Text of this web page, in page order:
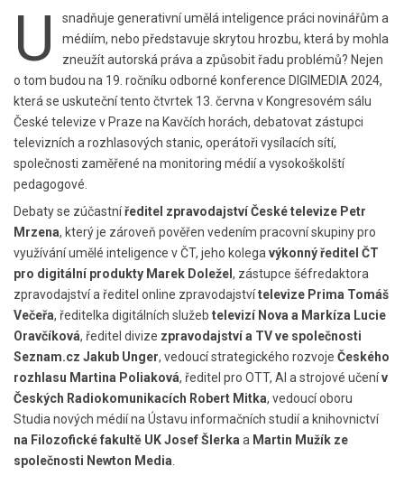
U
snadňuje generativní umělá inteligence práci novinářům a
médiím, nebo představuje skrytou hrozbu, která by mohla
zneužít autorská práva a způsobit řadu problémů? Nejen
o tom budou na 19. ročníku odborné konference DIGIMEDIA 2024,
která se uskuteční tento čtvrtek 13. června v Kongresovém sálu
České televize v Praze na Kavčích horách, debatovat zástupci
televizních a rozhlasových stanic, operátoři vysílacích sítí,
společnosti zaměřené na monitoring médií a vysokoškolští
pedagogové.
Debaty se zúčastníředitel zpravodajství České televize Petr
Mrzena, který je zároveň pověřen vedením pracovní skupiny pro
využívání umělé inteligence v ČT, jeho kolega výkonný ředitel ČT
pro digitální produkty Marek Doležel , zástupce šéfredaktora
zpravodajství a ředitel online zpravodajstvítelevize Prima Tomáš
Večeřa, ředitelka digitálních služeb televizí Nova a Markíza Lucie
Oravčíková, ředitel divize zpravodajství a TV ve společnosti
Seznam.cz Jakub Unger, vedoucí strategického rozvoje Českého
rozhlasu Martina Poliaková, ředitel pro OTT, AI a strojové učenív
Českých Radiokomunikacích Robert Mitka, vedoucí oboru
Studia nových médií na Ústavu informačních studií a knihovnictví
na Filozofické fakultě UK Josef Šlerka a Martin Mužík ze
společnosti Newton Media